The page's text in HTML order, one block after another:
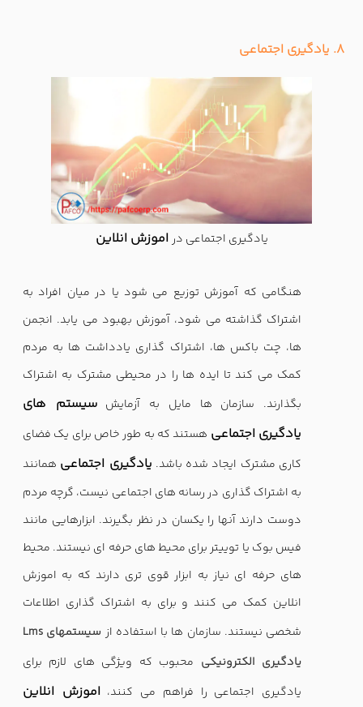
8. یادگیری اجتماعی
یادگیری اجتماعی در اموزش انلاین
هنگامی که آموزش توزیع می شود یا در میان افراد به
اشتراک گذاشته می شود، آموزش بهبود می یابد. انجمن
ها، چت باکس ها، اشتراک گذاری یادداشت ها به مردم
کمک می کند تا ایده ها را در محیطی مشترک به اشتراک
بگذارند. سازمان ها مایل به آزمایشسیستم های
یادگیری اجتماعی هستند که به طور خاص برای یک فضای
کاری مشترک ایجاد شده باشد. یادگیری اجتماعی همانند
به اشتراک گذاری در رسانه های اجتماعی نیست، گرچه مردم
دوست دارند آنها را یکسان در نظر بگیرند. ابزارهایی مانند
فیس بوک یا توییتر برای محیط های حرفه ای نیستند. محیط
های حرفه ای نیاز به ابزار قوی تری دارند که به اموزش
انلاین کمک می کنند و برای به اشتراک گذاری اطلاعات
شخصی نیستند. سازمان ها با استفاده از
Lms سیستمهای
یادگیری الکترونیکی محبوب که ویژگی های لازم برای
یادگیری اجتماعی را فراهم می کنند،اموزش انلاین